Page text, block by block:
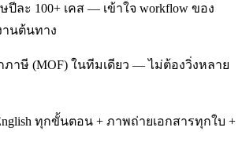
ละ 100+ เคส — เข้าใจ workflow ของ
นต้นทาง
ภาษี (MOF) ในทีมเดียว — ไม่ต้องวิ่งหลาย
ทุกขั้นตอน + ภาพถ่ายเอกสารทุกใบ +